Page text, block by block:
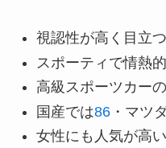
視認性が高く目立つ
スポーティで情熱
高級スポーツカー
国産では86・マツ
女性にも人気が高